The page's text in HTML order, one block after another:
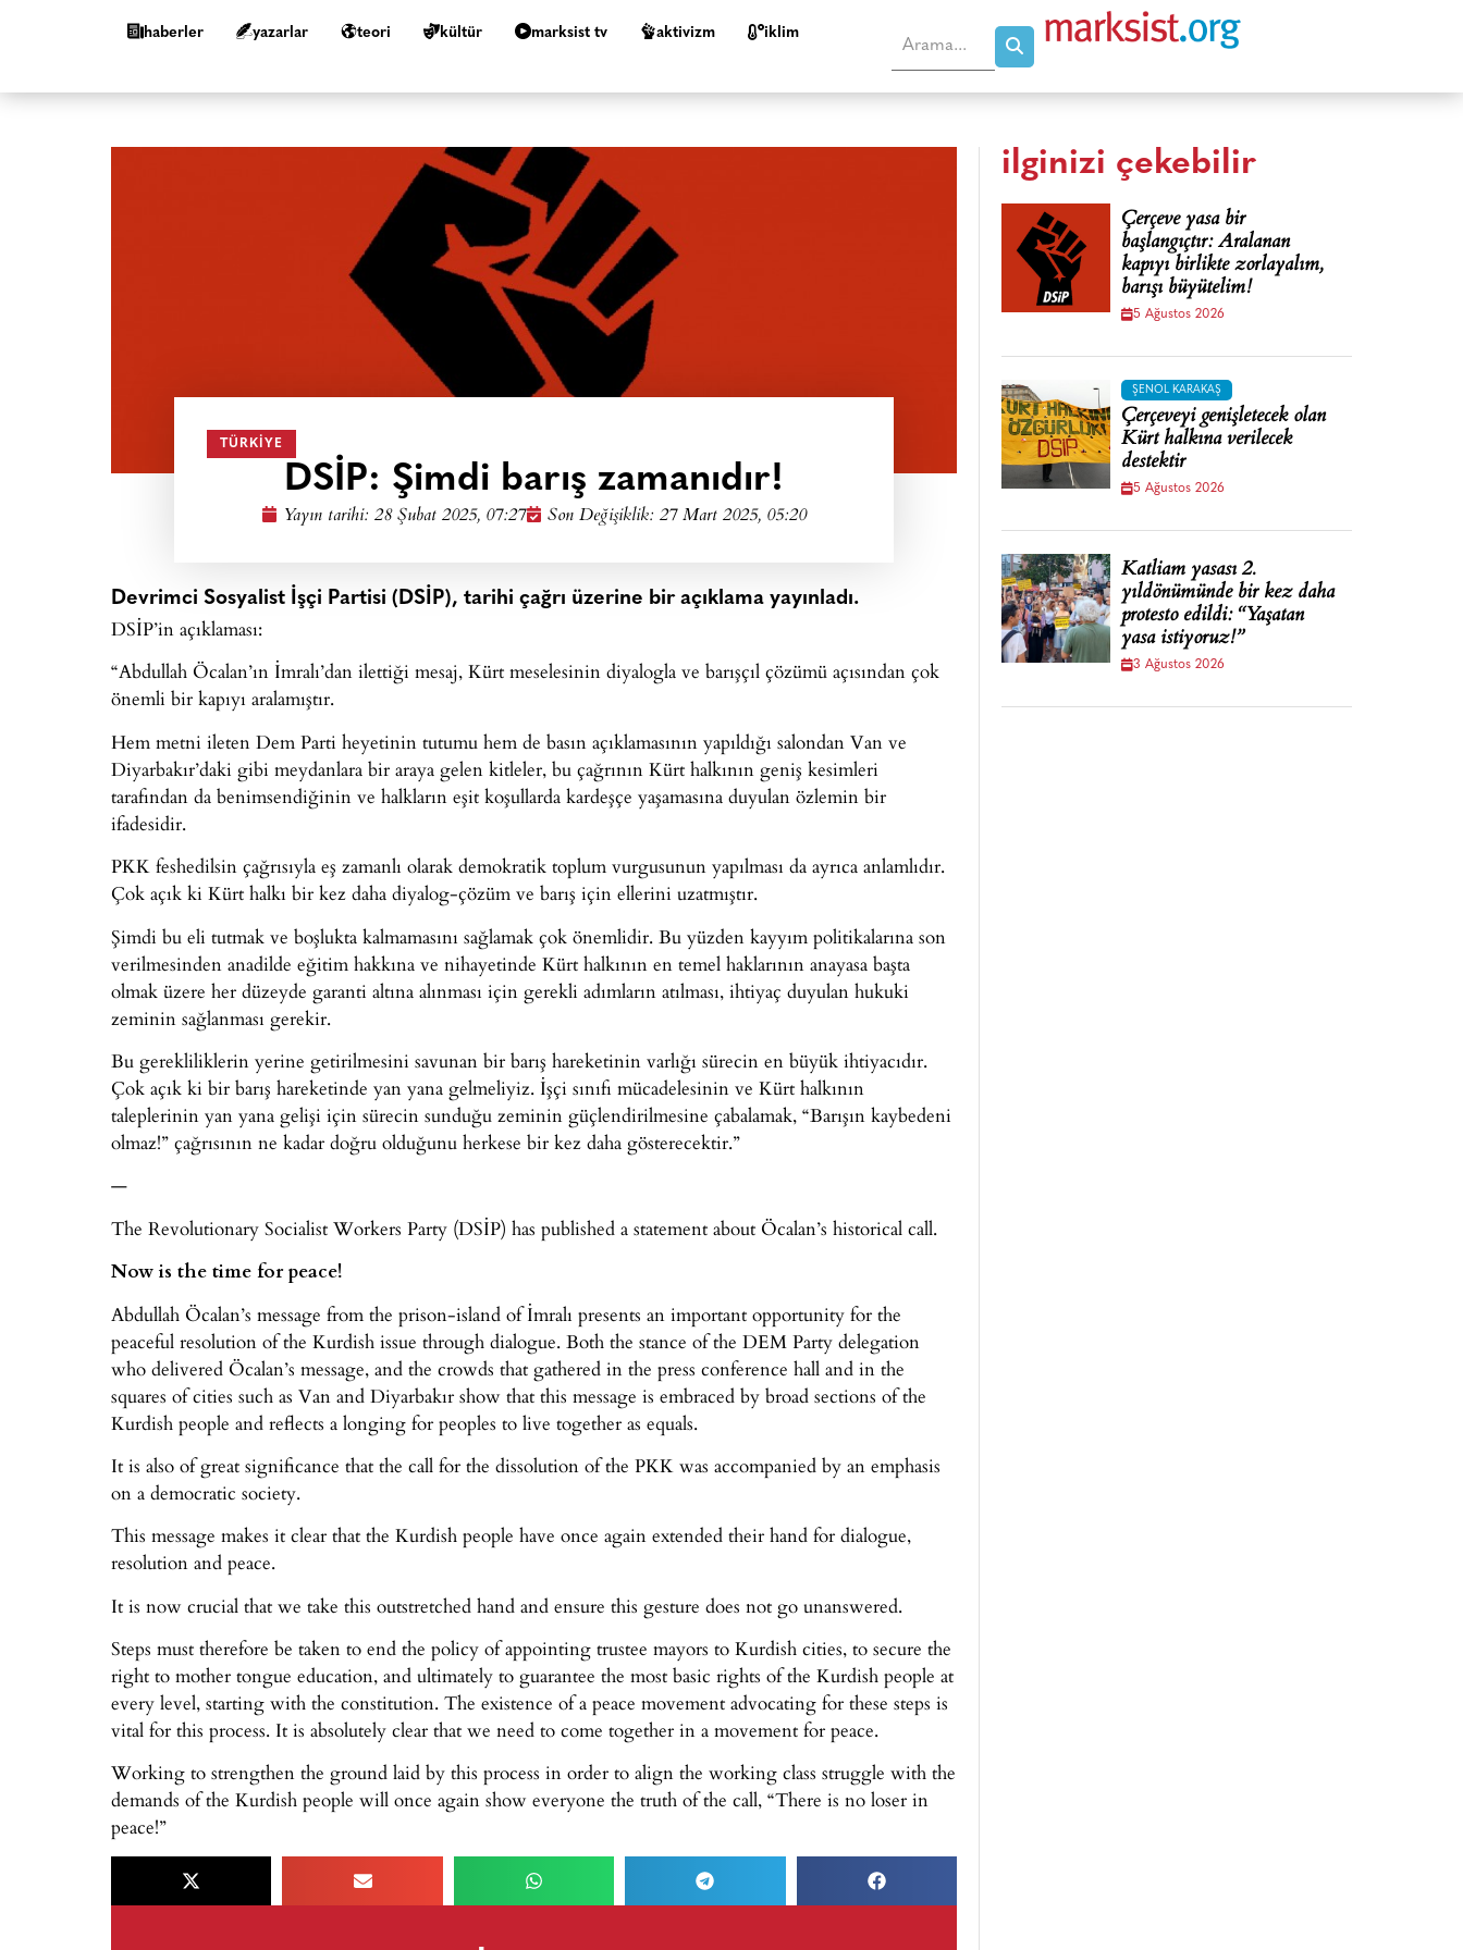
haberler yazarlar teori kültür marksist tv aktivizm i̇klim
TÜRKIYE
DSİP: Şimdi barış zamanıdır!
Yayın tarihi: 28 Şubat 2025, 07:27 Son Değişiklik: 27 Mart 2025, 05:20
Devrimci Sosyalist İşçi Partisi (DSİP), tarihi çağrı üzerine bir açıklama yayınladı.
DSİP’in açıklaması:
“Abdullah Öcalan’ın İmralı’dan ilettiği mesaj, Kürt meselesinin diyalogla ve barışçıl çözümü açısından çok
önemli bir kapıyı aralamıştır.
Hem metni ileten Dem Parti heyetinin tutumu hem de basın açıklamasının yapıldığı salondan Van ve
Diyarbakır’daki gibi meydanlara bir araya gelen kitleler, bu çağrının Kürt halkının geniş kesimleri
tarafından da benimsendiğinin ve halkların eşit koşullarda kardeşçe yaşamasına duyulan özlemin bir
ifadesidir.
PKK feshedilsin çağrısıyla eş zamanlı olarak demokratik toplum vurgusunun yapılması da ayrıca anlamlıdır.
Çok açık ki Kürt halkı bir kez daha diyalog-çözüm ve barış için ellerini uzatmıştır.
Şimdi bu eli tutmak ve boşlukta kalmamasını sağlamak çok önemlidir. Bu yüzden kayyım politikalarına son
verilmesinden anadilde eğitim hakkına ve nihayetinde Kürt halkının en temel haklarının anayasa başta
olmak üzere her düzeyde garanti altına alınması için gerekli adımların atılması, ihtiyaç duyulan hukuki
zeminin sağlanması gerekir.
Bu gerekliliklerin yerine getirilmesini savunan bir barış hareketinin varlığı sürecin en büyük ihtiyacıdır.
Çok açık ki bir barış hareketinde yan yana gelmeliyiz. İşçi sınıfı mücadelesinin ve Kürt halkının
taleplerinin yan yana gelişi için sürecin sunduğu zeminin güçlendirilmesine çabalamak, “Barışın kaybedeni
olmaz!” çağrısının ne kadar doğru olduğunu herkese bir kez daha gösterecektir.”
—
The Revolutionary Socialist Workers Party (DSİP) has published a statement about Öcalan’s historical call.
Now is the time for peace!
Abdullah Öcalan’s message from the prison-island of İmralı presents an important opportunity for the
peaceful resolution of the Kurdish issue through dialogue. Both the stance of the DEM Party delegation
who delivered Öcalan’s message, and the crowds that gathered in the press conference hall and in the
squares of cities such as Van and Diyarbakır show that this message is embraced by broad sections of the
Kurdish people and reflects a longing for peoples to live together as equals.
It is also of great significance that the call for the dissolution of the PKK was accompanied by an emphasis
on a democratic society.
This message makes it clear that the Kurdish people have once again extended their hand for dialogue,
resolution and peace.
It is now crucial that we take this outstretched hand and ensure this gesture does not go unanswered.
Steps must therefore be taken to end the policy of appointing trustee mayors to Kurdish cities, to secure the
right to mother tongue education, and ultimately to guarantee the most basic rights of the Kurdish people at
every level, starting with the constitution. The existence of a peace movement advocating for these steps is
vital for this process. It is absolutely clear that we need to come together in a movement for peace.
Working to strengthen the ground laid by this process in order to align the working class struggle with the
demands of the Kurdish people will once again show everyone the truth of the call, “There is no loser in
peace!”
ilginizi çekebilir
Çerçeve yasa bir
başlangıçtır: Aralanan
kapıyı birlikte zorlayalım,
barışı büyütelim!
5 Ağustos 2026
ŞENOL KARAKAŞ
Çerçeveyi genişletecek olan
Kürt halkına verilecek
destektir
5 Ağustos 2026
Katliam yasası 2.
yıldönümünde bir kez daha
protesto edildi: “Yaşatan
yasa istiyoruz!”
3 Ağustos 2026